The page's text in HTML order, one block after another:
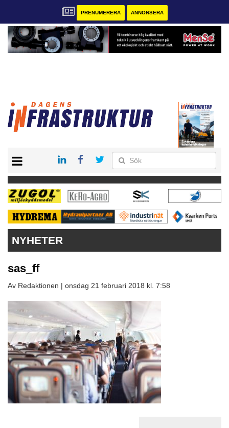
PRENUMERERA ANNONSERA
KONTAKT
VÅRA ANDRA MAGASIN
PRENUMERERA
ANNONSERA
NYHETER
sas_ff
Av Redaktionen | onsdag 21 februari 2018 kl. 7:58